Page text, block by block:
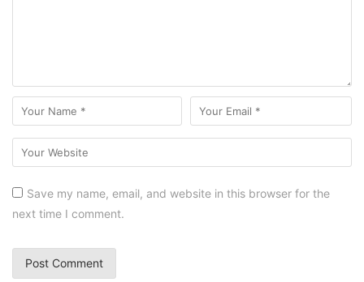
Save my name, email, and website in this browser for the
next time I comment.